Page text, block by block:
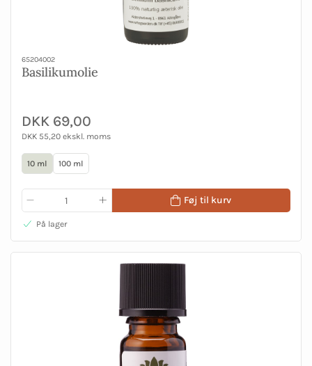
65204002
Basilikumolie
DKK 69,00
DKK 55,20 ekskl. moms
10 ml 100 ml
Føj til kurv
På lager